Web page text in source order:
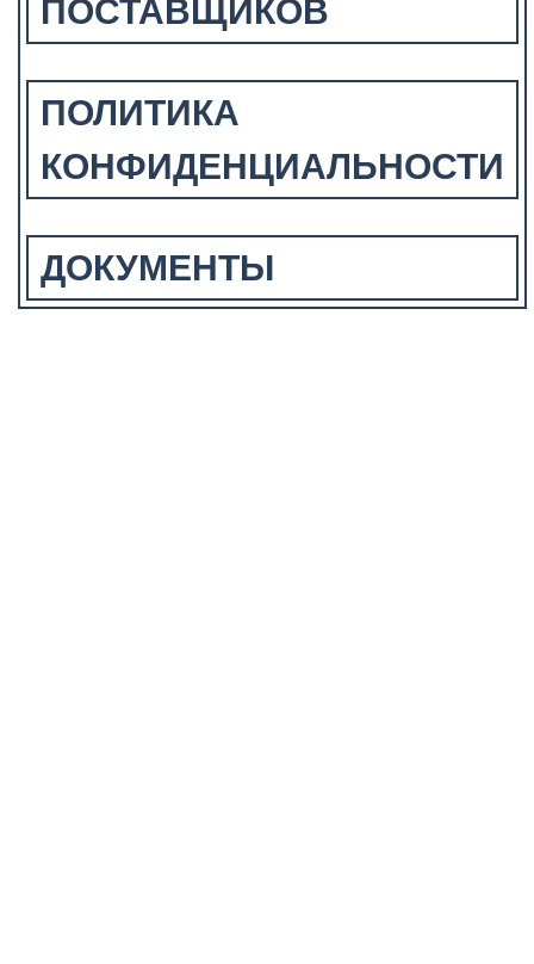
ПОСТАВЩИКОВ
ПОЛИТИКА
КОНФИДЕНЦИАЛЬНОСТИ
ДОКУМЕНТЫ